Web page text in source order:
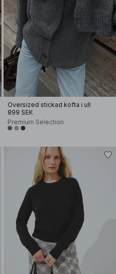
Oversized stickad kofta i ull
899 SEK
Premium Selection